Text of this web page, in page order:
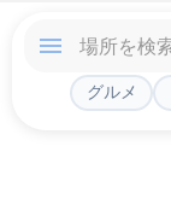
グルメ